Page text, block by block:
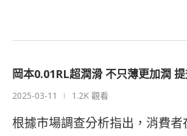
岡本0.01RL超潤滑 不只薄更加潤
2025-03-11 1.2K 觀看
根據市場調查分析指出，消費者